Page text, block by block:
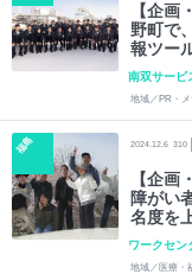
【企
野町で
報ツー
を募集
南双サービ
地域／PR・
福島 2024.12.6 310
【企画
障がい
名度を
ワークセン
地域／医療・